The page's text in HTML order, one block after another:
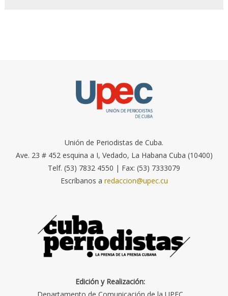
Unión de Periodistas de Cuba.
Ave. 23 # 452 esquina a I, Vedado, La Habana Cuba (10400)
Telf. (53) 7832 4550 | Fax: (53) 7333079
Escríbanos a redaccion@upec.cu
Edición y Realización: